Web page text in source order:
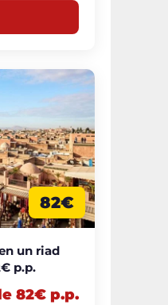
82€
un riad
p.p.
82€ p.p.